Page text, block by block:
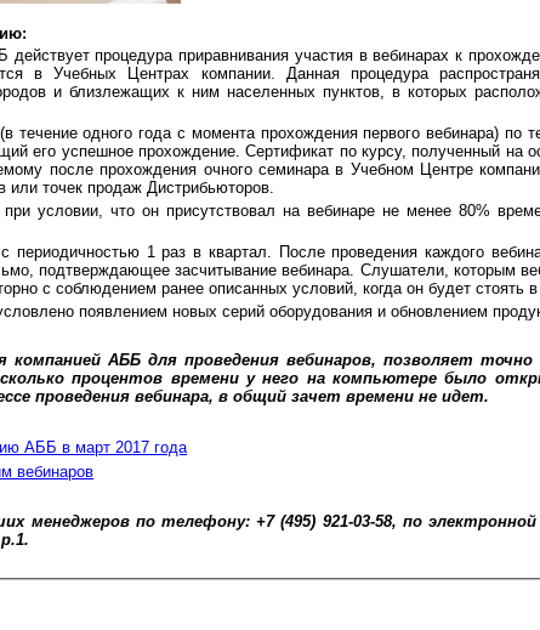
процедура приравнивания участия в вебинарах к
в Учебных Центрах компании. Данная процедура
и близлежащих к ним населенных пунктов, в которых
одного года с момента прохождения первого вебинара) по
его успешное прохождение. Сертификат по курсу, полученный на
после прохождения очного семинара в Учебном Центре
или точек продаж Дистрибьюторов.
условии, что он присутствовал на вебинаре не менее 80%
1 раз в квартал. После проведения каждого
подтверждающее засчитывание вебинара. Слушатели, которым
с соблюдением ранее описанных условий, когда он будет стоять в
появлением новых серий оборудования и обновлением
АББ для проведения вебинаров, позволяет
процентов времени у него на компьютере было
проведения вебинара, в общий зачет времени не идет.
AББ в март 2017 года
вебинаров
менеджеров по телефону: +7 (495) 921-03-58, по